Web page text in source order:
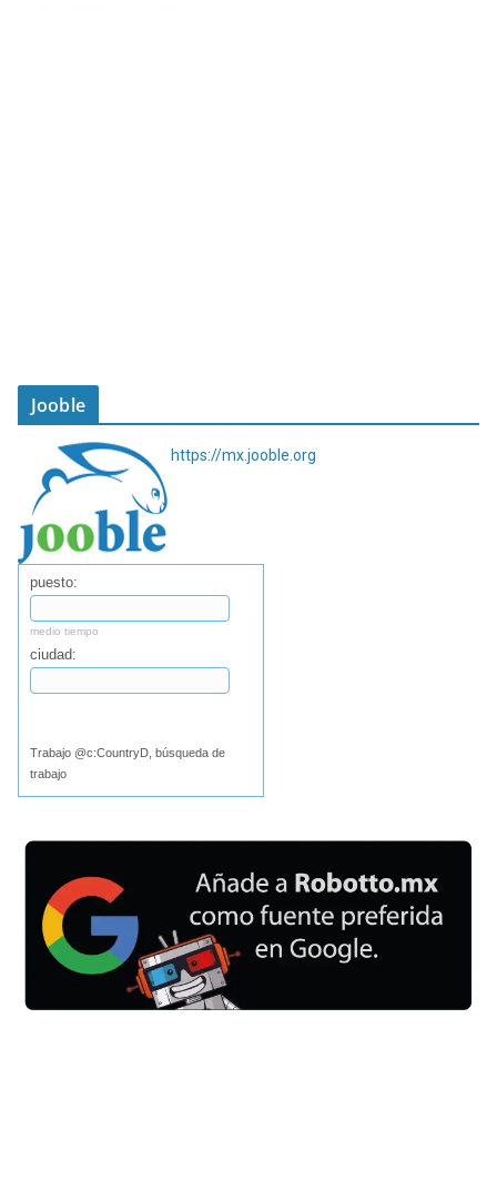
Jooble
https://mx.jooble.org
puesto:
medio tiempo
ciudad:
Trabajo @c:CountryD, búsqueda de
trabajo